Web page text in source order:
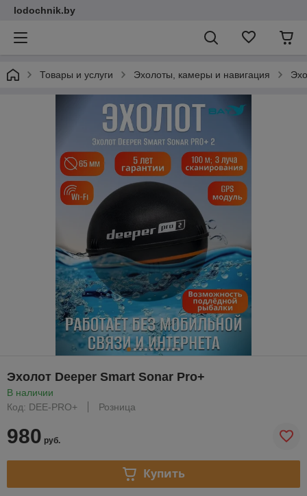
lodochnik.by
Товары и услуги Эхолоты, камеры и навигация
Эхолот Deeper Smart Sonar Pro+
В наличии
Код: DEE-PRO+
Розница
980 руб.
Купить